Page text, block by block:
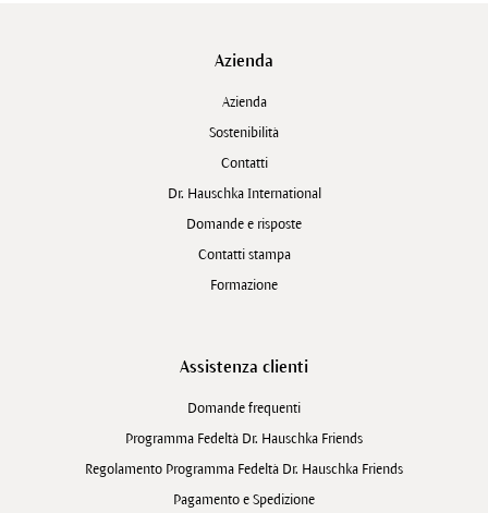
Azienda
Azienda
Sostenibilità
Contatti
Dr. Hauschka International
Domande e risposte
Contatti stampa
Formazione
Assistenza clienti
Domande frequenti
Programma Fedeltà Dr. Hauschka Friends
Regolamento Programma Fedeltà Dr. Hauschka Friends
Pagamento e Spedizione